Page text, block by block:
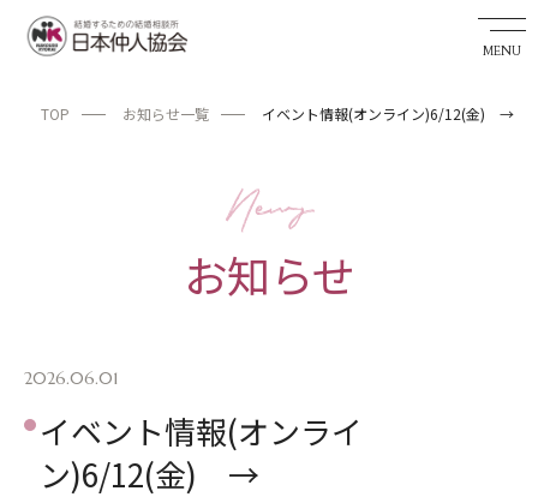
私たちの実績
婚活アドバイザーを探す
TOP お知らせ一覧 イベント情報(オンライン)6/12(金) →
お知らせ
2026.06.01
イベント情報(オンライ
ン)6/12(金) →